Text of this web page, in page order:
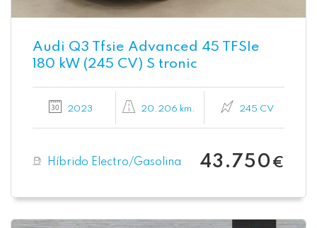
Audi Q3 Tfsie Advanced 45 TFSIe
180 kW (245 CV) S tronic
2023 20.206 km. 245 CV
Híbrido Electro/Gasolina 43.750 €